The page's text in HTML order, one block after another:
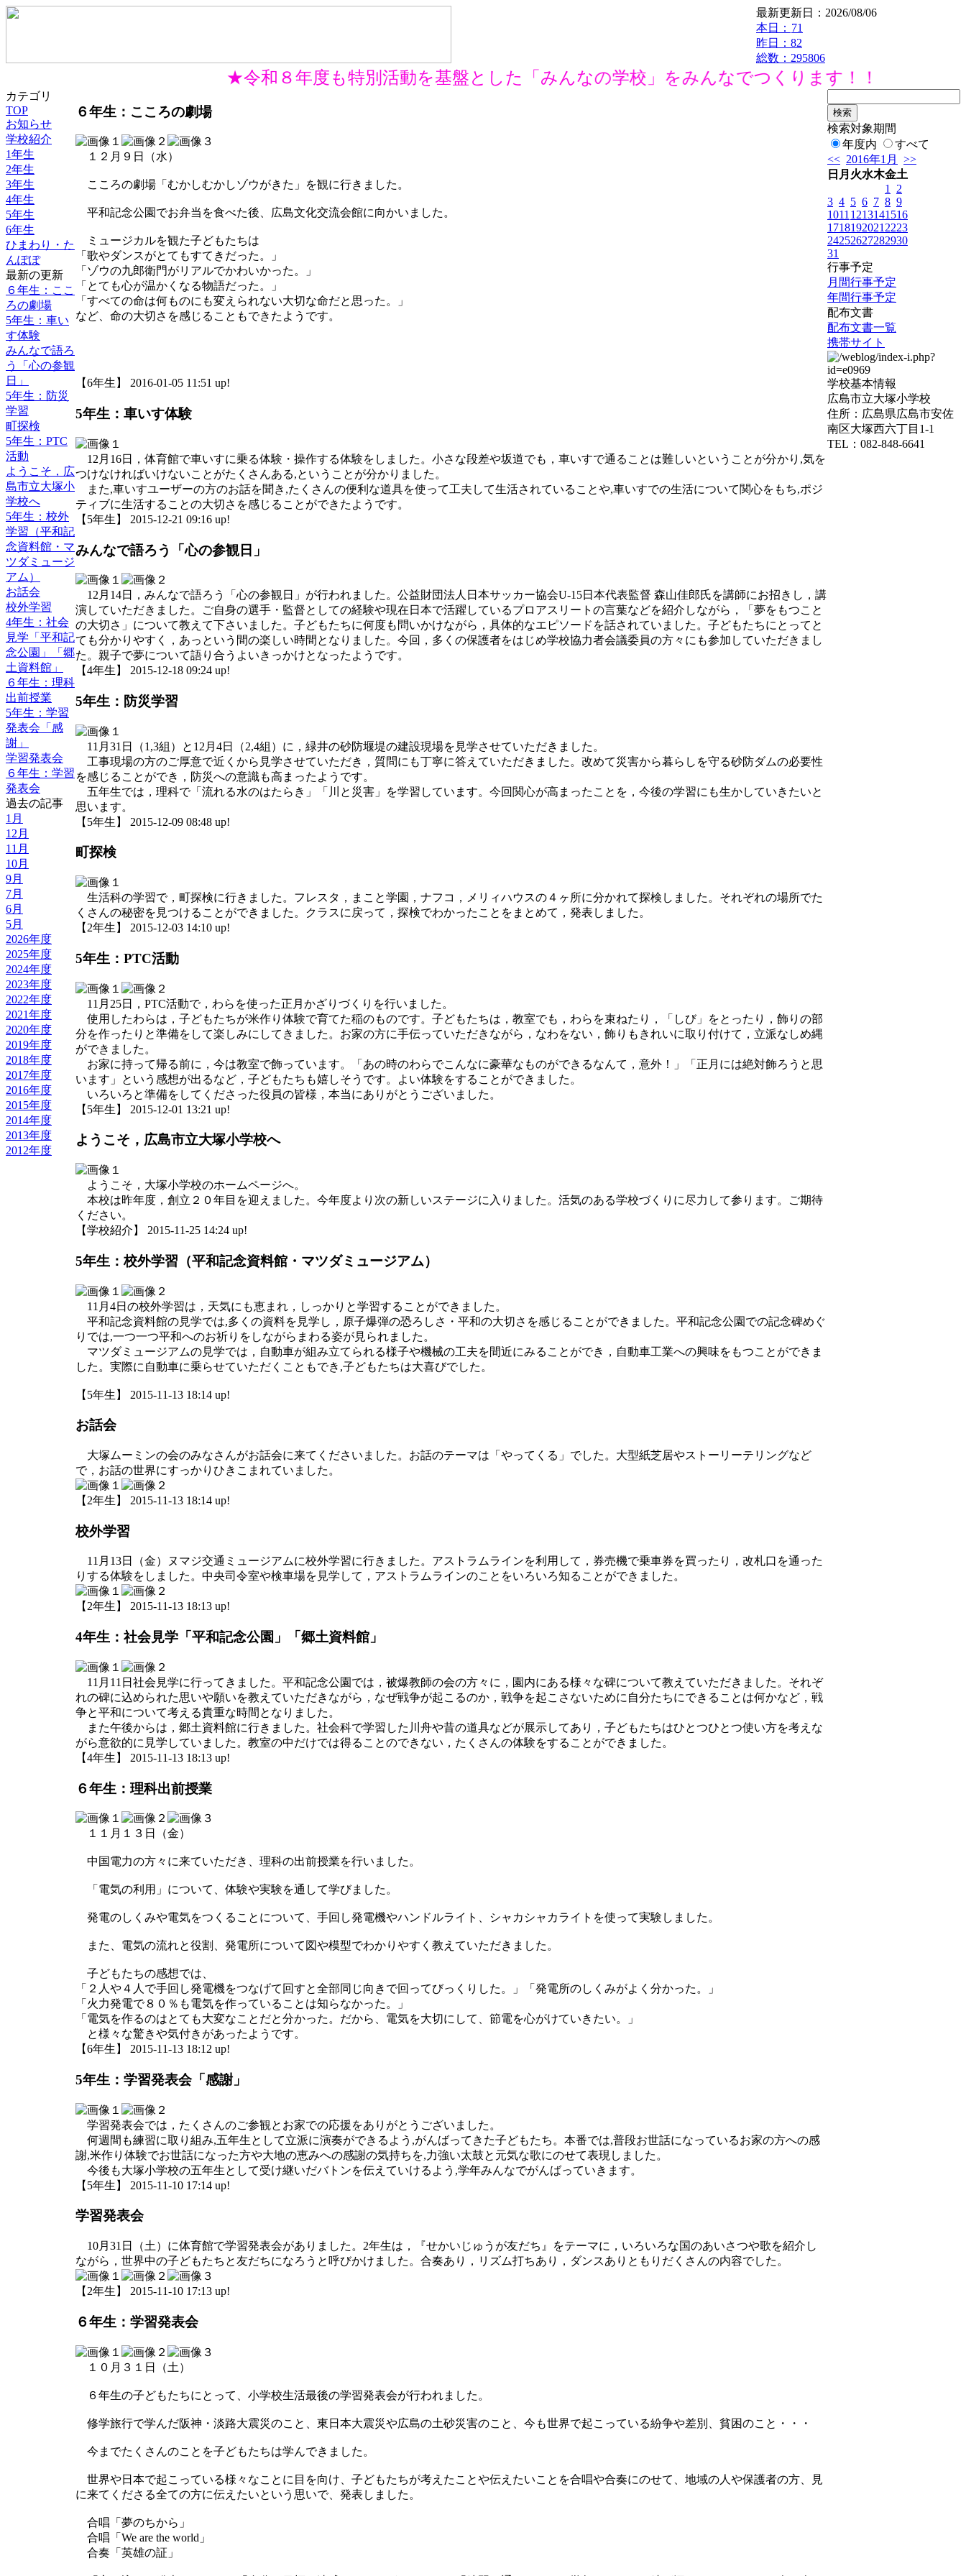
最新更新日：2026/08/06
本日： 71
昨日：82
総数：295806
★令和８年度も特別活動を基盤とした「みんなの学校」をみんなでつくります！！
カテゴリ
TOP
お知らせ
学校紹介
1年生
2年生
3年生
4年生
5年生
6年生
ひまわり・た
んぽぽ
最新の更新
６年生：ここ
ろの劇場
5年生：車い
す体験
みんなで語ろ
う「心の参観
日」
5年生：防災
学習
町探検
5年生：PTC
活動
ようこそ，広
島市立大塚小
学校へ
5年生：校外
学習（平和記
念資料館・マ
ツダミュージ
アム）
お話会
校外学習
4年生：社会
見学「平和記
念公園」「郷
土資料館」
６年生：理科
出前授業
5年生：学習
発表会「感
謝」
学習発表会
６年生：学習
発表会
過去の記事
1月
12月
11月
10月
9月
7月
6月
5月
2026年度
2025年度
2024年度
2023年度
2022年度
2021年度
2020年度
2019年度
2018年度
2017年度
2016年度
2015年度
2014年度
2013年度
2012年度
６年生：こころの劇場
１２月９日（水）
こころの劇場「むかしむかしゾウがきた」を観に行きました。
平和記念公園でお弁当を食べた後、広島文化交流会館に向かいました。
ミュージカルを観た子どもたちは
「歌やダンスがとてもすてきだった。」
「ゾウの九郎衛門がリアルでかわいかった。」
「とても心が温かくなる物語だった。」
「すべての命は何ものにも変えられない大切な命だと思った。」
など、命の大切さを感じることもできたようです。
【6年生】 2016-01-05 11:51 up!
5年生：車いす体験
12月16日，体育館で車いすに乗る体験・操作する体験をしました。小さな段差や坂道でも，車いすで通ることは難しいということが分かり,気を
つけなければいけないことがたくさんある,ということが分かりました。
また,車いすユーザーの方のお話を聞き,たくさんの便利な道具を使って工夫して生活されていることや,車いすでの生活について関心をもち,ポジ
ティブに生活することの大切さを感じることができたようです。
【5年生】 2015-12-21 09:16 up!
みんなで語ろう「心の参観日」
12月14日，みんなで語ろう「心の参観日」が行われました。公益財団法人日本サッカー協会U-15日本代表監督 森山佳郎氏を講師にお招きし，講
演していただきました。ご自身の選手・監督としての経験や現在日本で活躍しているプロアスリートの言葉などを紹介しながら，「夢をもつこと
の大切さ」について教えて下さいました。子どもたちに何度も問いかけながら，具体的なエピソードを話されていました。子どもたちにとってと
ても分かりやすく，あっという間の楽しい時間となりました。今回，多くの保護者をはじめ学校協力者会議委員の方々にも参加していただきまし
た。親子で夢について語り合うよいきっかけとなったようです。
【4年生】 2015-12-18 09:24 up!
5年生：防災学習
11月31日（1,3組）と12月4日（2,4組）に，緑井の砂防堰堤の建設現場を見学させていただきました。
工事現場の方のご厚意で近くから見学させていただき，質問にも丁寧に答えていただきました。改めて災害から暮らしを守る砂防ダムの必要性
を感じることができ，防災への意識も高まったようです。
五年生では，理科で「流れる水のはたらき」「川と災害」を学習しています。今回関心が高まったことを，今後の学習にも生かしていきたいと
思います。
【5年生】 2015-12-09 08:48 up!
町探検
生活科の学習で，町探検に行きました。フレスタ，まこと学園，ナフコ，メリィハウスの４ヶ所に分かれて探検しました。それぞれの場所でた
くさんの秘密を見つけることができました。クラスに戻って，探検でわかったことをまとめて，発表しました。
【2年生】 2015-12-03 14:10 up!
5年生：PTC活動
11月25日，PTC活動で，わらを使った正月かざりづくりを行いました。
使用したわらは，子どもたちが米作り体験で育てた稲のものです。子どもたちは，教室でも，わらを束ねたり，「しび」をとったり，飾りの部
分を作ったりと準備をして楽しみにしてきました。お家の方に手伝っていただきながら，なわをない，飾りもきれいに取り付けて，立派なしめ縄
ができました。
お家に持って帰る前に，今は教室で飾っています。「あの時のわらでこんなに豪華なものができるなんて，意外！」「正月には絶対飾ろうと思
います」という感想が出るなど，子どもたちも嬉しそうです。よい体験をすることができました。
いろいろと準備をしてくださった役員の皆様，本当にありがとうございました。
【5年生】 2015-12-01 13:21 up!
ようこそ，広島市立大塚小学校へ
ようこそ，大塚小学校のホームページへ。
本校は昨年度，創立２０年目を迎えました。今年度より次の新しいステージに入りました。活気のある学校づくりに尽力して参ります。ご期待
ください。
【学校紹介】 2015-11-25 14:24 up!
5年生：校外学習（平和記念資料館・マツダミュージアム）
11月4日の校外学習は，天気にも恵まれ，しっかりと学習することができました。
平和記念資料館の見学では,多くの資料を見学し，原子爆弾の恐ろしさ・平和の大切さを感じることができました。平和記念公園での記念碑めぐ
りでは,一つ一つ平和へのお祈りをしながらまわる姿が見られました。
マツダミュージアムの見学では，自動車が組み立てられる様子や機械の工夫を間近にみることができ，自動車工業への興味をもつことができま
した。実際に自動車に乗らせていただくこともでき,子どもたちは大喜びでした。
【5年生】 2015-11-13 18:14 up!
お話会
大塚ムーミンの会のみなさんがお話会に来てくださいました。お話のテーマは「やってくる」でした。大型紙芝居やストーリーテリングなど
で，お話の世界にすっかりひきこまれていました。
【2年生】 2015-11-13 18:14 up!
校外学習
11月13日（金）ヌマジ交通ミュージアムに校外学習に行きました。アストラムラインを利用して，券売機で乗車券を買ったり，改札口を通った
りする体験をしました。中央司令室や検車場を見学して，アストラムラインのことをいろいろ知ることができました。
【2年生】 2015-11-13 18:13 up!
4年生：社会見学「平和記念公園」「郷土資料館」
11月11日社会見学に行ってきました。平和記念公園では，被爆教師の会の方々に，園内にある様々な碑について教えていただきました。それぞ
れの碑に込められた思いや願いを教えていただきながら，なぜ戦争が起こるのか，戦争を起こさないために自分たちにできることは何かなど，戦
争と平和について考える貴重な時間となりました。
また午後からは，郷土資料館に行きました。社会科で学習した川舟や昔の道具などが展示してあり，子どもたちはひとつひとつ使い方を考えな
がら意欲的に見学していました。教室の中だけでは得ることのできない，たくさんの体験をすることができました。
【4年生】 2015-11-13 18:13 up!
６年生：理科出前授業
１１月１３日（金）
中国電力の方々に来ていただき、理科の出前授業を行いました。
「電気の利用」について、体験や実験を通して学びました。
発電のしくみや電気をつくることについて、手回し発電機やハンドルライト、シャカシャカライトを使って実験しました。
また、電気の流れと役割、発電所について図や模型でわかりやすく教えていただきました。
子どもたちの感想では、
「２人や４人で手回し発電機をつなげて回すと全部同じ向きで回ってびっくりした。」「発電所のしくみがよく分かった。」
「火力発電で８０％も電気を作っていることは知らなかった。」
「電気を作るのはとても大変なことだと分かった。だから、電気を大切にして、節電を心がけていきたい。」
と様々な驚きや気付きがあったようです。
【6年生】 2015-11-13 18:12 up!
5年生：学習発表会「感謝」
学習発表会では，たくさんのご参観とお家での応援をありがとうございました。
何週間も練習に取り組み,五年生として立派に演奏ができるよう,がんばってきた子どもたち。本番では,普段お世話になっているお家の方への感
謝,米作り体験でお世話になった方や大地の恵みへの感謝の気持ちを,力強い太鼓と元気な歌にのせて表現しました。
今後も大塚小学校の五年生として受け継いだバトンを伝えていけるよう,学年みんなでがんばっていきます。
【5年生】 2015-11-10 17:14 up!
学習発表会
10月31日（土）に体育館で学習発表会がありました。2年生は，『せかいじゅうが友だち』をテーマに，いろいろな国のあいさつや歌を紹介し
ながら，世界中の子どもたちと友だちになろうと呼びかけました。合奏あり，リズム打ちあり，ダンスありともりだくさんの内容でした。
【2年生】 2015-11-10 17:13 up!
６年生：学習発表会
１０月３１日（土）
６年生の子どもたちにとって、小学校生活最後の学習発表会が行われました。
修学旅行で学んだ阪神・淡路大震災のこと、東日本大震災や広島の土砂災害のこと、今も世界で起こっている紛争や差別、貧困のこと・・・
今までたくさんのことを子どもたちは学んできました。
世界や日本で起こっている様々なことに目を向け、子どもたちが考えたことや伝えたいことを合唱や合奏にのせて、地域の人や保護者の方、見
に来てくださる全ての方に伝えたいという思いで、発表しました。
合唱「夢のちから」
合唱「We are the world」
合奏「英雄の証」
検索対象期間
年度内
すべて
<< 2016年1月
>>
日 月 火水木金土
1
2
3 4 5 6 7 8 9
1011 1213141516
1718192021 2223
24252627282930
31
行事予定
月間行事予定
年間行事予定
配布文書
配布文書一覧
携帯サイト
学校基本情報
広島市立大塚小学校
住所：広島県広島市安佐
南区大塚西六丁目1-1
TEL：082-848-6641